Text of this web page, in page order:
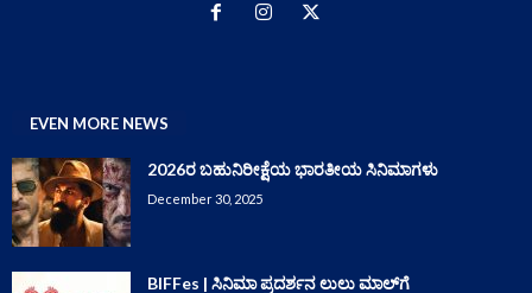
EVEN MORE NEWS
2026ರ ಬಹುನಿರೀಕ್ಷೆಯ ಭಾರತೀಯ ಸಿನಿಮಾಗಳು
December 30, 2025
BIFFes | ಸಿನಿಮಾ ಪ್ರದರ್ಶನ ಲುಲು ಮಾಲ್‌ಗೆ